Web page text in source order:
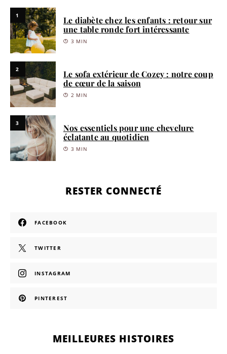
1
Le diabète chez les enfants : retour sur
une table ronde fort intéressante
3 MIN
2
Le sofa extérieur de Cozey : notre coup
de cœur de la saison
2 MIN
3
Nos essentiels pour une chevelure
éclatante au quotidien
3 MIN
RESTER CONNECTÉ
FACEBOOK
TWITTER
INSTAGRAM
PINTEREST
MEILLEURES HISTOIRES